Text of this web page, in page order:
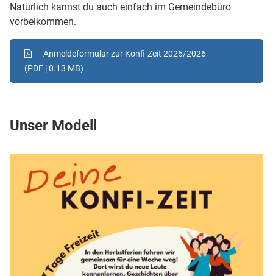
Natürlich kannst du auch einfach im Gemeindebüro
vorbeikommen.
Anmeldeformular zur Konfi-Zeit 2025/2026
(PDF | 0.13 MB)
Unser Modell